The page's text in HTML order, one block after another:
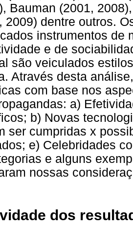
Bauman (2001,
2009) dentre outros.
instrumentos de
e de
são veiculados
Através desta
com base nos
a)
b) Novas
ser cumpridas x
e) Celebridades
e alguns
nossas
dos